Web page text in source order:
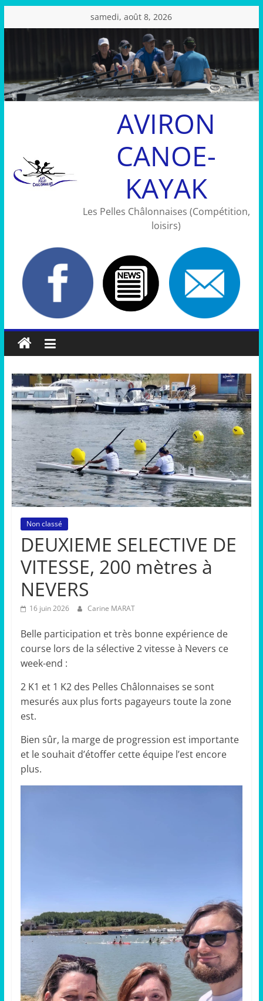
au
samedi, août 8, 2026
AVIRON
CANOE-
KAYAK
Les Pelles Châlonnaises (Compétition,
loisirs)
Non classé
DEUXIEME SELECTIVE DE
VITESSE, 200 mètres à
NEVERS
16 juin 2026 Carine MARAT
Belle participation et très bonne expérience de
course lors de la sélective 2 vitesse à Nevers ce
week-end :
2 K1 et 1 K2 des Pelles Châlonnaises se sont
mesurés aux plus forts pagayeurs toute la zone
est.
Bien sûr, la marge de progression est importante
et le souhait d’étoffer cette équipe l’est encore
plus.